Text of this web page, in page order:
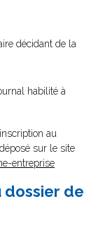
décidant de la
habilité à
au
sur le site
entreprise
dossier de